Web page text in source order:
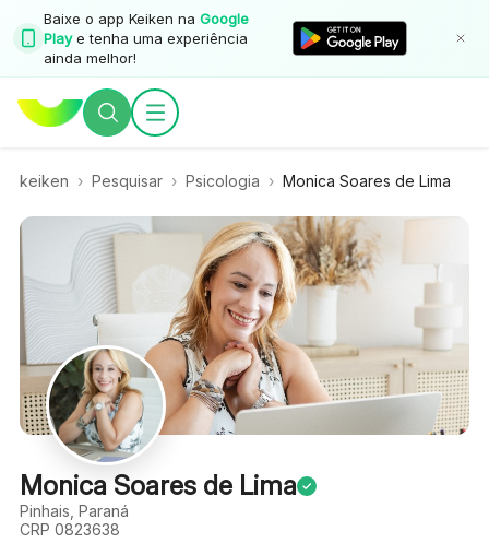
Baixe o app Keiken na Google
Playe tenha uma experiência
ainda melhor!
keiken › Pesquisar › Psicologia › Monica Soares de Lima
Monica Soares de Lima ✓
Pinhais, Paraná
CRP 0823638